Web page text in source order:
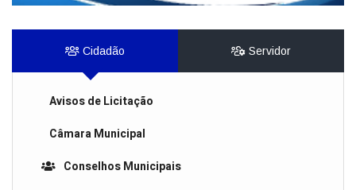
Cidadão Servidor
Avisos de Licitação
Câmara Municipal
Conselhos Municipais